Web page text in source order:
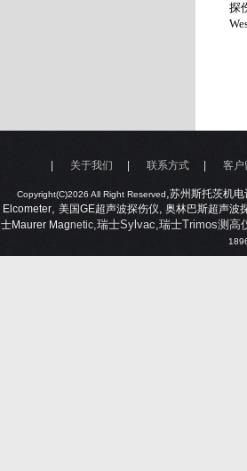
探
Copyright(C)2026 All Right Reserved,苏州斯托茨机电
Elcometer, 美国GE超声波探伤仪, 奥林巴斯超声波
士Maurer Magnetic,瑞士Sylvac,瑞士Trimos测高
关于我们 联系方式 客户